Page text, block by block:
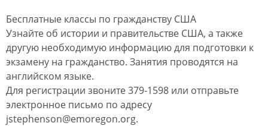
Бесплатные классы по гражданству США
Узнайте об истории и правительстве США, а также
другую необходимую информацию для подготовки к
экзамену на гражданство. Занятия проводятся на
английском языке.
Для регистрации звоните 379-1598 или отправьте
электронное письмо по адресу
jstephenson@emoregon.org.